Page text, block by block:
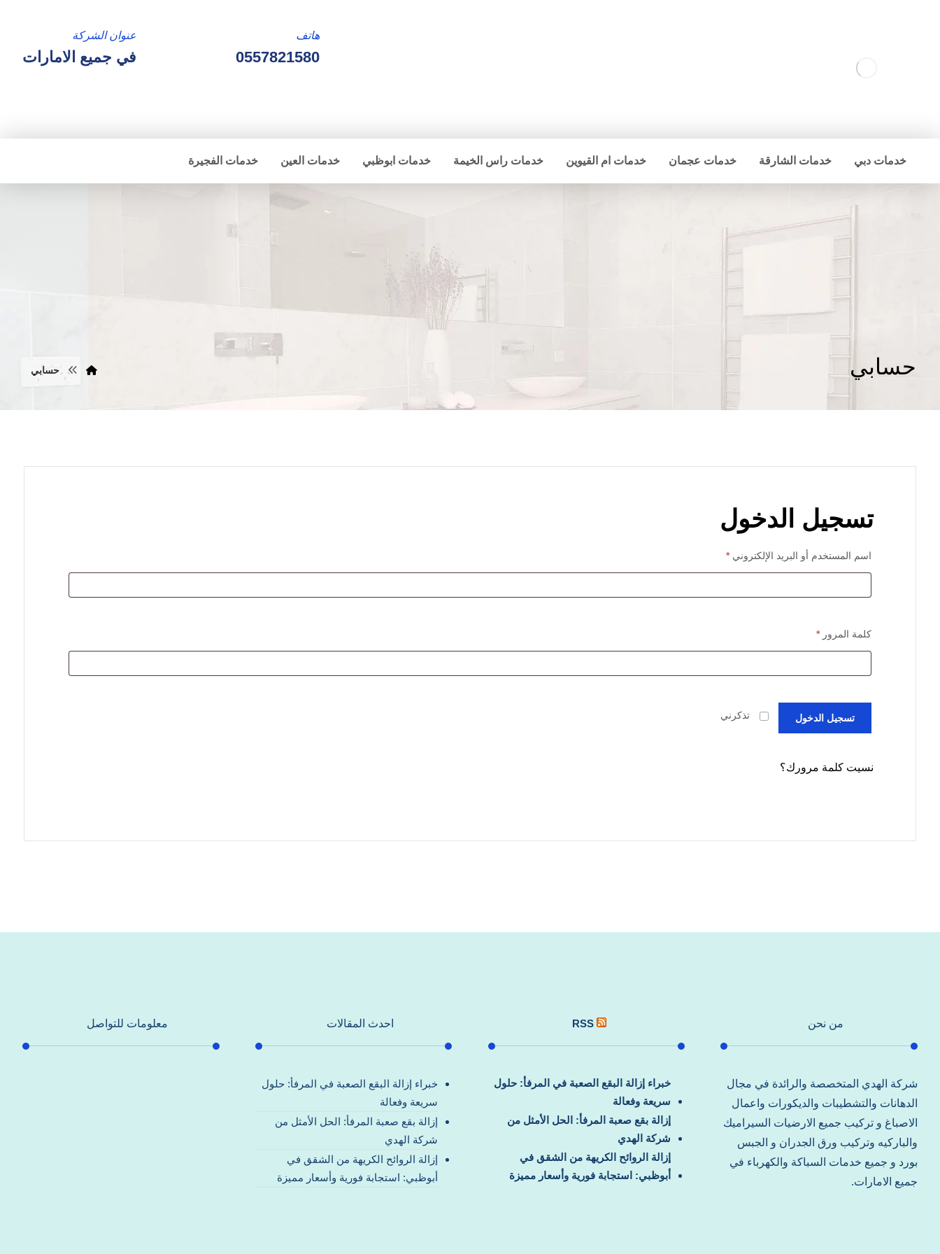
عنوان الشركة
في جميع الامارات
هاتف
0557821580
خدمات دبي خدمات الشارقة خدمات عجمان خدمات ام القيوين خدمات راس الخيمة خدمات ابوظبي خدمات العين خدمات الفجيرة
حسابي حسابي
تسجيل الدخول
اسم المستخدم أو البريد الإلكتروني*
كلمة المرور*
تذكرني تسجيل الدخول
نسيت كلمة مرورك؟
من نحن
شركة الهدي المتخصصة والرائدة في مجال
الدهانات والتشطيبات والديكورات واعمال
الاصباغ و تركيب جميع الارضيات السيراميك
والباركيه وتركيب ورق الجدران و الجبس
بورد و جميع خدمات السباكة والكهرباء في
جميع الامارات.
RSS
خبراء إزالة البقع الصعبة في المرفأ: حلول
سريعة وفعالة
إزالة بقع صعبة المرفأ: الحل الأمثل من
شركة الهدي
إزالة الروائح الكريهة من الشقق في
أبوظبي: استجابة فورية وأسعار مميزة
احدث المقالات
خبراء إزالة البقع الصعبة في المرفأ: حلول
سريعة وفعالة
إزالة بقع صعبة المرفأ: الحل الأمثل من
شركة الهدي
إزالة الروائح الكريهة من الشقق في
أبوظبي: استجابة فورية وأسعار مميزة
معلومات للتواصل